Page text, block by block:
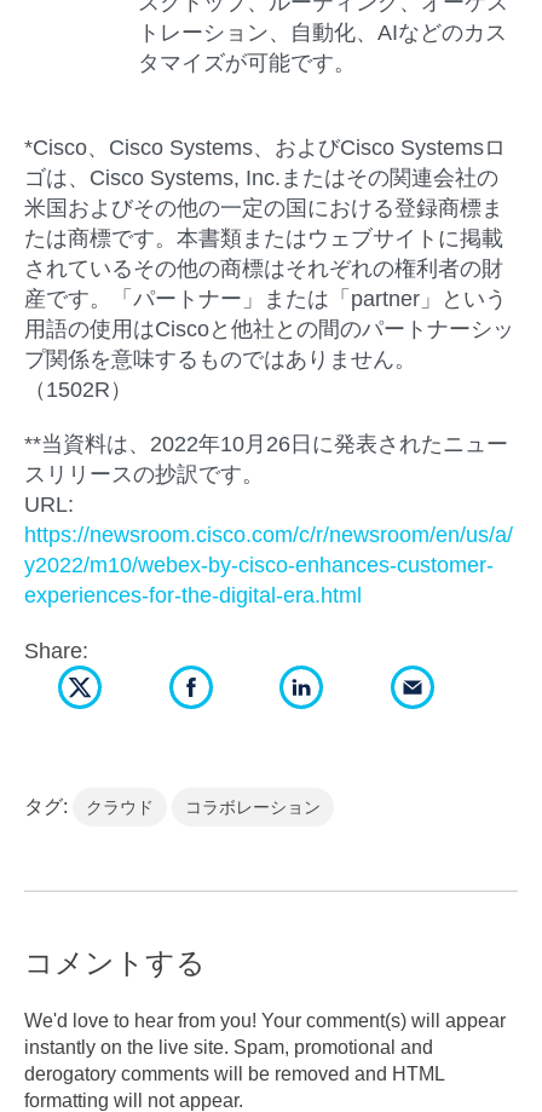
トレーション、自動化、AIなどのカス
タマイズが可能です。
*Cisco、Cisco Systems、およびCisco Systemsロ
ゴは、Cisco Systems, Inc.またはその関連会社の
米国およびその他の一定の国における登録商標ま
たは商標です。本書類またはウェブサイトに掲載
されているその他の商標はそれぞれの権利者の財
産です。「パートナー」または「partner」という
用語の使用はCiscoと他社との間のパートナーシッ
プ関係を意味するものではありません。
（1502R）
**当資料は、2022年10月26日に発表されたニュー
スリリースの抄訳です。
URL:
https://newsroom.cisco.com/c/r/newsroom/en/us/a/
y2022/m10/webex-by-cisco-enhances-customer-
experiences-for-the-digital-era.html
Share:
タグ: クラウド コラボレーション
コメントする
We'd love to hear from you! Your comment(s) will appear
instantly on the live site. Spam, promotional and
derogatory comments will be removed and HTML
formatting will not appear.